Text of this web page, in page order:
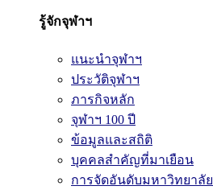
รู้จักจุฬาฯ
แนะนำจุฬาฯ
ประวัติจุฬาฯ
ภารกิจหลัก
จุฬาฯ 100 ปี
ข้อมูลและสถิติ
บุคคลสำคัญที่มาเยือน
การจัดอันดับมหาวิทยาลัย